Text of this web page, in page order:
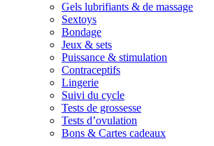
Gels lubrifiants & de massage
Sextoys
Bondage
Jeux & sets
Puissance & stimulation
Contraceptifs
Lingerie
Suivi du cycle
Tests de grossesse
Tests d’ovulation
Bons & Cartes cadeaux